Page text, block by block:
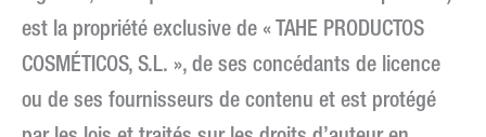
est la propriété exclusive de « TAHE PRODUCTOS
COSMÉTICOS, S.L. », de ses concédants de licence
ou de ses fournisseurs de contenu et est protégé